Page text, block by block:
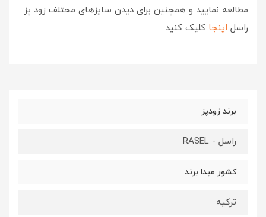
مطالعه نمایید و همچنین برای دیدن سایزهای محتلف زود پز
راسل اینجاکلیک کنید.
برند زودپز
راسل - RASEL
کشور مبدا برند
ترکیه